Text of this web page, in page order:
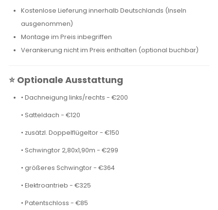
Kostenlose Lieferung innerhalb Deutschlands (Inseln
ausgenommen)
Montage im Preis inbegriffen
Verankerung nicht im Preis enthalten (optional buchbar)
⭐ Optionale Ausstattung
• Dachneigung links/rechts - €200
• Satteldach - €120
• zusätzl. Doppelflügeltor - €150
• Schwingtor 2,80x1,90m - €299
• größeres Schwingtor - €364
• Elektroantrieb - €325
• Patentschloss - €85